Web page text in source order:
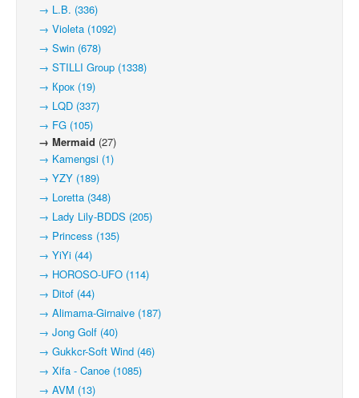
→ L.B. (336)
→ Violeta (1092)
→ Swin (678)
→ STILLI Group (1338)
→ Крок (19)
→ LQD (337)
→ FG (105)
→ Mermaid (27)
→ Kamengsi (1)
→ YZY (189)
→ Loretta (348)
→ Lady Lily-BDDS (205)
→ Princess (135)
→ YiYi (44)
→ HOROSO-UFO (114)
→ Ditof (44)
→ Alimama-Girnaive (187)
→ Jong Golf (40)
→ Gukkcr-Soft Wind (46)
→ Xifa - Canoe (1085)
→ AVM (13)